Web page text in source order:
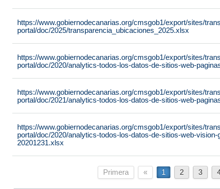
https://www.gobiernodecanarias.org/cmsgob1/export/sites/
portal/doc/2025/transparencia_ubicaciones_2025.xlsx
https://www.gobiernodecanarias.org/cmsgob1/export/sites/
portal/doc/2020/analytics-todos-los-datos-de-sitios-web-
https://www.gobiernodecanarias.org/cmsgob1/export/sites/
portal/doc/2021/analytics-todos-los-datos-de-sitios-web-
https://www.gobiernodecanarias.org/cmsgob1/export/sites/
portal/doc/2020/analytics-todos-los-datos-de-sitios-web-
20201231.xlsx
Primera « 1 2 3